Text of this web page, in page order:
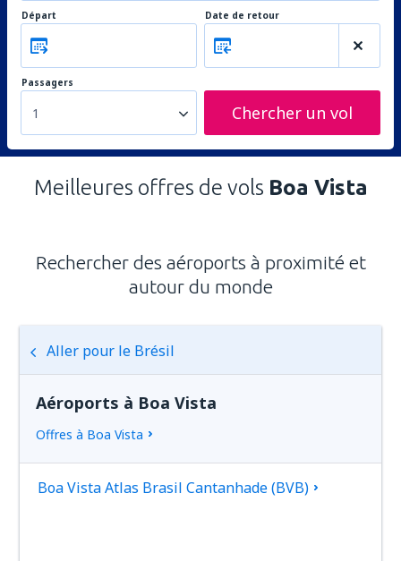
Départ Date de retour
Passagers
1 Chercher un vol
Meilleures offres de vols Boa Vista
Rechercher des aéroports à proximité et
autour du monde
Aller pour le Brésil
Aéroports à Boa Vista
Offres à Boa Vista
Boa Vista Atlas Brasil Cantanhade (BVB)